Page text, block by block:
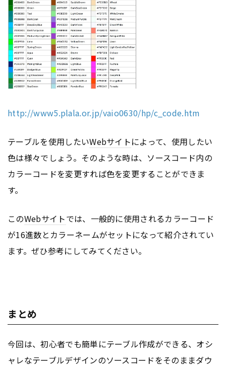
http://www5.plala.or.jp/vaio0630/hp/c_code.htm
テーブルを使用したいWebサイトによって、使用したい
色は様々でしょう。そのような時は、ソースコード内の
カラーコードを変更すれば色を変更することができま
す。
このWebサイトでは、一般的に使用されるカラーコード
が16進数とカラーネームがセットになって紹介されてい
ます。ぜひ参考にしてみてください。
まとめ
今回は、初心者でも簡単にテーブル作成ができる、オシ
ャレなテーブルデザインのソースコードをそのままダウ